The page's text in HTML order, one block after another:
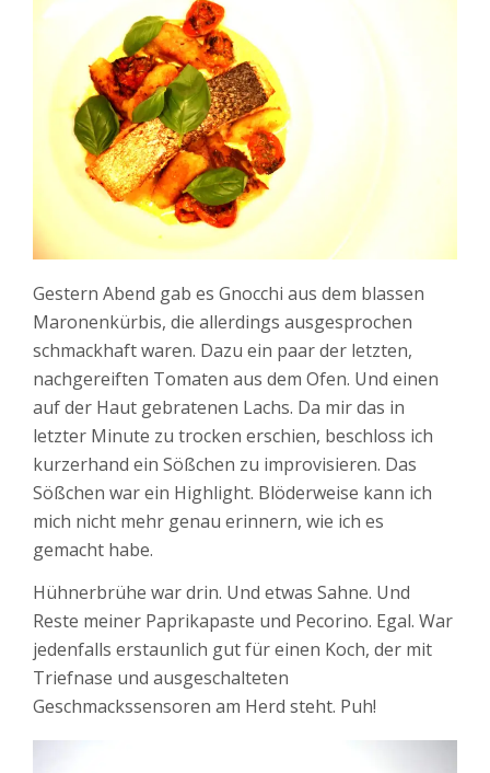
Gestern Abend gab es Gnocchi aus dem blassen
Maronenkürbis, die allerdings ausgesprochen
schmackhaft waren. Dazu ein paar der letzten,
nachgereiften Tomaten aus dem Ofen. Und einen
auf der Haut gebratenen Lachs. Da mir das in
letzter Minute zu trocken erschien, beschloss ich
kurzerhand ein Sößchen zu improvisieren. Das
Sößchen war ein Highlight. Blöderweise kann ich
mich nicht mehr genau erinnern, wie ich es
gemacht habe.
Hühnerbrühe war drin. Und etwas Sahne. Und
Reste meiner Paprikapaste und Pecorino. Egal. War
jedenfalls erstaunlich gut für einen Koch, der mit
Triefnase und ausgeschalteten
Geschmackssensoren am Herd steht. Puh!